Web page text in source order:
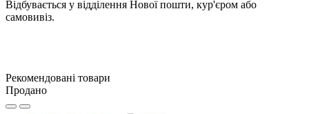
Відбувається у відділення Нової пошти, кур'єром або
самовивіз.
Рекомендовані товари
Продано